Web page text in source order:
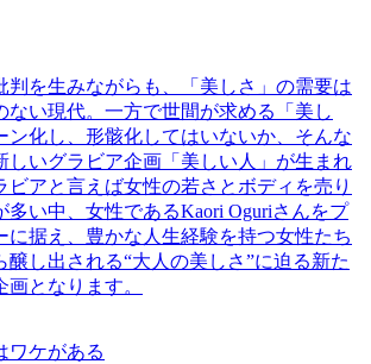
判を生みながらも、「美しさ」の需要は
ない現代。一方で世間が求める「美し
ン化し、形骸化してはいないか、そんな
しいグラビア企画「美しい人」が生まれ
ビアと言えば女性の若さとボディを売り
多い中、女性であるKaori Oguriさんをプ
に据え、豊かな人生経験を持つ女性たち
醸し出される“大人の美しさ”に迫る新た
となります。
ワケがある